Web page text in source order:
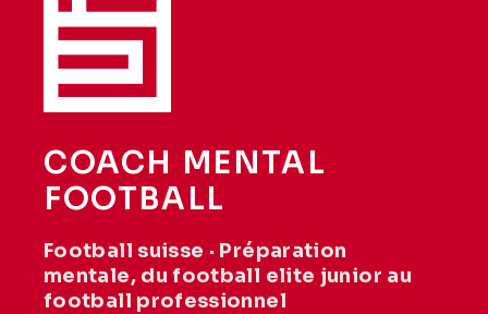
COACH MENTAL
FOOTBALL
Football suisse · Préparation
mentale, du football elite junior au
football professionnel